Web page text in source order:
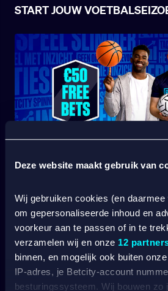
Deze website maakt gebruik van
Wij gebruiken cookies (en
om gepersonaliseerde inhoud en
voorkeur aan te passen of in te
verzamelen wij en onze 12
binnen, en mogelijk ook buiten
IP-adres, je Betcity-account
besturingssysteem. Wij bouwen
START JOUW
SPORT WELKOMSTBONUS
Wat kost gokken jou? Stop
VERANTWOORD
BETCITY